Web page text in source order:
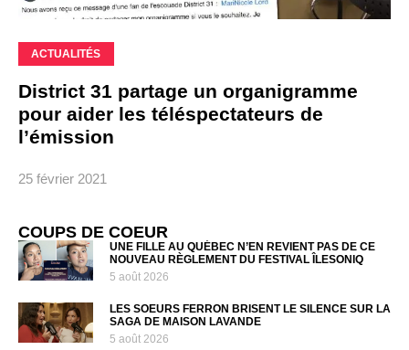
ACTUALITÉS
District 31 partage un organigramme
pour aider les téléspectateurs de
l’émission
25 février 2021
COUPS DE COEUR
UNE FILLE AU QUÉBEC N’EN REVIENT PAS DE CE
NOUVEAU RÈGLEMENT DU FESTIVAL ÎLESONIQ
5 août 2026
LES SOEURS FERRON BRISENT LE SILENCE SUR LA
SAGA DE MAISON LAVANDE
5 août 2026